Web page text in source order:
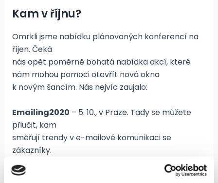
Kam v říjnu?
Omrkli jsme nabídku plánovaných konferencí na
říjen. Čeká
nás opět poměrně bohatá nabídka akcí, které
nám mohou pomoci otevřít nová okna
k novým šancím. Nás nejvíc zaujalo:
Emailing2020 – 5. 10., v Praze. Tady se můžete
přiučit, kam
směřují trendy v e-mailové komunikaci se
zákazníky.
Czech Internet Forum 2017
– 19. 10., v Praze. Sem